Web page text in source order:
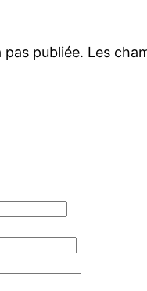
publiée. Les